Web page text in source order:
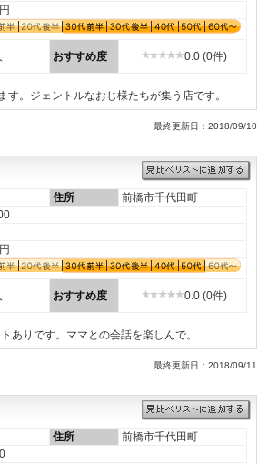
おすすめ度 0.0 (0件)
。ジェントルなおじ様たちが集う店です。
最終更新日：2018/09/10
住所
前橋市千代田町
おすすめ度 0.0 (0件)
ありです。ママとの会話を楽しんで。
最終更新日：2018/09/11
住所
前橋市千代田町